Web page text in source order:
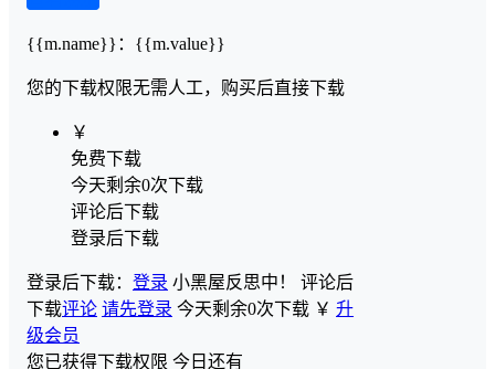
{{m.name}} ： {{m.value}}
您的下载权限无需人工，购买后直接下载
￥
免费下载
今天剩余0次下载
评论后下载
登录后下载
登录后下载： 登录 小黑屋反思中！ 评论后
下载评论 请先登录 今天剩余0次下载 ￥ 升
级会员
您已获得下载权限 今日还有